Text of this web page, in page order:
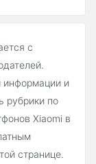
с
информации и
рубрики по
Xiaomi в
странице.